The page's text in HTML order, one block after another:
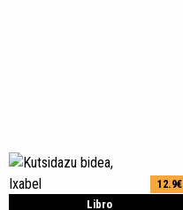
Libro
12.9€